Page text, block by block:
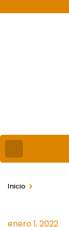
Inicio >
enero 1, 2022